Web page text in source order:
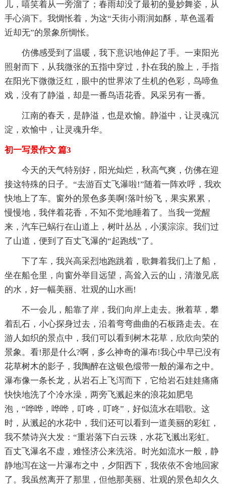
儿，嘻笑着从一旁溜了；春雨却没了最初的曼妙舞姿，从
手心淌下。我惆怅着，为这“天街小雨润如酥，草色遥看
近却无”的景象所惆怅。
仿佛感受到了温暖，我下意识地伸起了手。一束阳光
照射而下，从我微张的五指中穿过，扑在我的脸上，手指
在阳光下微微泛红，眼中的世界浓了生机的色彩，鸟啼鱼
戏，没有了静溢，却是一番鸟语花香。风采另有一番。
江南的春天，是静溢，也是欢愉。静溢中，让灵魂沉
淀，欢愉中，让灵魂升华。
初一写景作文 篇3
今天的天气特别好，阳光灿烂，秋高气爽，仿佛在迎
接这特殊的日子。“去游百丈飞瀑啦!”随着一阵欢呼，我欢
快地上了车。窗外的景色多美啊!落叶纷飞，果实累累，
慢慢地，我伴着花香，不知不觉地睡着了。当我一觉醒
来，汽车已蜗行在山道上，树叶丛丛，小溪淙淙。我们过
了山道，便到了百丈飞瀑的“起跑线”了。
下了车，我兴高采烈地跑跳着，歌舞着我们上了船，
坐在船仓里，向窗外举目远望，高耸入云的山，清澈见底
的水，好一幅美丽、壮观的山水画!
不一会儿，船靠了岸，我们向岸上走去。揪着草，攀
着乱石，小心探身过去，沿着弯弯曲曲的石板路走去。在
游人如织的景点中，我们可以看到树木花草，欣欣向荣的
景象。看!那是什么?啊，多么神奇的瀑布!我心中早已没有
花草树木的影子，我陶醉在这银色缎带一般的瀑布之中。
瀑布像一条长龙，从岩石上飞泻而下，它给岩石娃娃痛痛
快快地洗了个冷水澡，两旁飞溅起来的浪花如肥皂
泡，“哗哗，哗哗，叮咚，叮咚”，好似流水在唱歌。这
时，从溅起的水花中，我们还可以看到一道美丽的彩虹，
我不禁诗兴大发：“重岩落下白云珠，水花飞溅出彩虹。
百丈飞瀑名不虚，难怪济公来洗浴。时光如流水一般，静
静地泻在这一片瀑布之中，夕阳西下，我依依不舍地回家
了。我虽然离开了那里，但他那美丽、壮观的景色却久久